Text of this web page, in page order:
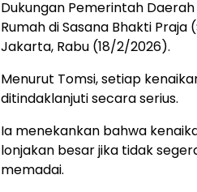
Dukungan Pemerintah
Rumah di Sasana Bhakti Praja
Jakarta, Rabu (18/2/2026).
Menurut Tomsi, setiap
ditindaklanjuti secara serius.
Ia menekankan bahwa
lonjakan besar jika tidak
memadai.